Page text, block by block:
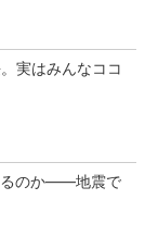
実はみんなココ
るのか――地震で